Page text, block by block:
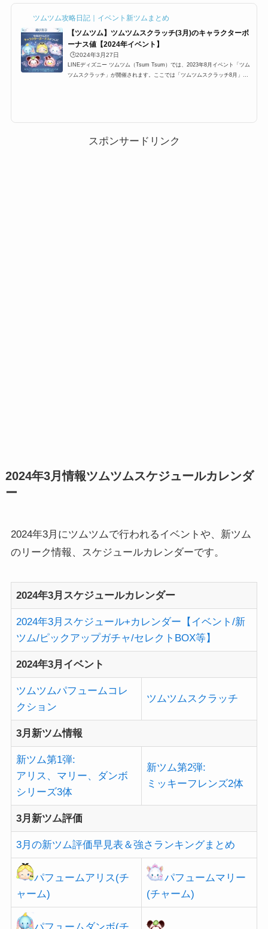
ツムツム攻略日記｜イベント新ツムまとめ
【ツムツム】ツムツムスクラッチ(3月)のキャラクターボ
ーナス値【2024年イベント】
🕒️2024年3月27日
LINEディズニー ツムツム（Tsum Tsum）では、2023年8月イベント「ツム
ツムスクラッチ」が開催されます。ここでは「ツムツムスクラッチ8月」で
チ」イベントの有利ツム概要2...
スポンサードリンク
2024年3月情報ツムツムスケジュールカレンダ
ー
2024年3月にツムツムで行われるイベントや、新ツム
のリーク情報、スケジュールカレンダーです。
2024年3月スケジュールカレンダー
2024年3月スケジュール+カレンダー【イベント/新
ツム/ピックアップガチャ/セレクトBOX等】
2024年3月イベント
ツムツムパフュームコレ
クション
ツムツムスクラッチ
3月新ツム情報
新ツム第1弾:
アリス、マリー、ダンボ
シリーズ3体
新ツム第2弾:
ミッキーフレンズ2体
3月新ツム評価
3月の新ツム評価早見表＆強さランキングまとめ
パフュームアリス(チ
ャーム)
パフュームマリー
(チャーム)